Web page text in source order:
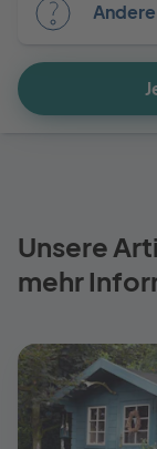
Unsere
mehr